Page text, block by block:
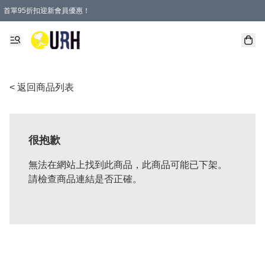
首單95折扣迎新會員優惠！
特選會員可享全單低至 95 折優惠！
單一訂單滿HKD600(澳門HKD800)包郵寄順豐送到家。
< 返回商品列表
很抱歉
無法在網站上找到此商品，此商品可能已下架。
請檢查商品連結是否正確。